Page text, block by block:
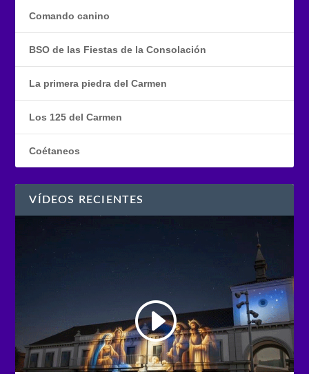
Comando canino
BSO de las Fiestas de la Consolación
La primera piedra del Carmen
Los 125 del Carmen
Coétaneos
VÍDEOS RECIENTES